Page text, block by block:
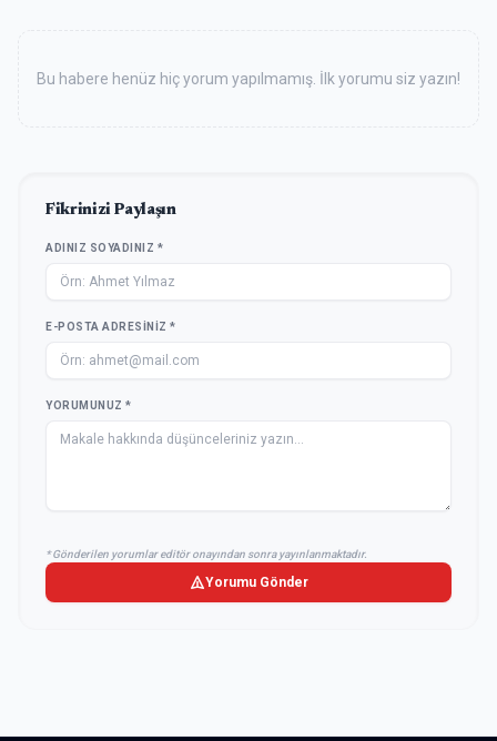
Bu habere henüz hiç yorum yapılmamış. İlk yorumu siz yazın!
Fikrinizi Paylaşın
ADINIZ SOYADINIZ *
E-POSTA ADRESINIZ *
YORUMUNUZ *
* Gönderilen yorumlar editör onayından sonra yayınlanmaktadır.
Yorumu Gönder